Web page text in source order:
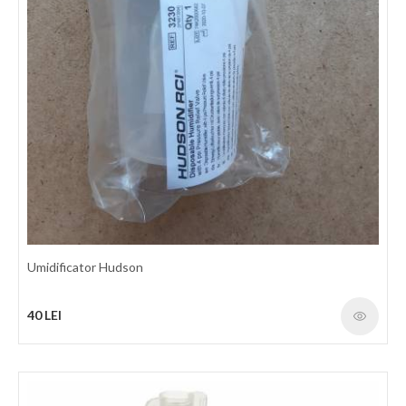
Umidificator Hudson
40 LEI